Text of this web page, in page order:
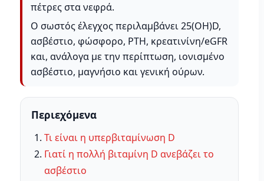
πέτρες στα νεφρά.
Ο σωστός έλεγχος περιλαμβάνει 25(OH)D,
ασβέστιο, φώσφορο, PTH, κρεατινίνη/eGFR
και, ανάλογα με την περίπτωση, ιονισμένο
ασβέστιο, μαγνήσιο και γενική ούρων.
Περιεχόμενα
Τι είναι η υπερβιταμίνωση D
Γιατί η πολλή βιταμίνη D ανεβάζει το
ασβέστιο